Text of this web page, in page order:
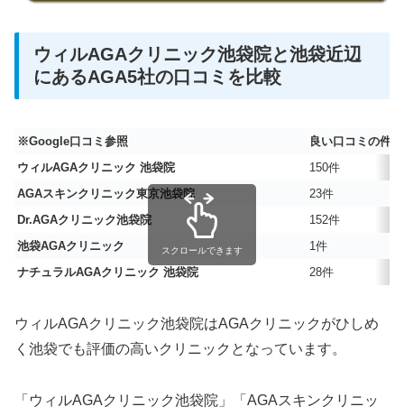
ウィルAGAクリニック池袋院と池袋近辺
にあるAGA5社の口コミを比較
※Google口コミ参照
良い口コミの件数
ウィルAGAクリニック 池袋院
150件
AGAスキンクリニック東京池袋院
23件
Dr.AGAクリニック池袋院
152件
池袋AGAクリニック
1件
ナチュラルAGAクリニック 池袋院
28件
スクロールできます
ウィルAGAクリニック池袋院はAGAクリニックがひしめ
く池袋でも評価の高いクリニックとなっています。
「ウィルAGAクリニック池袋院」「AGAスキンクリニッ